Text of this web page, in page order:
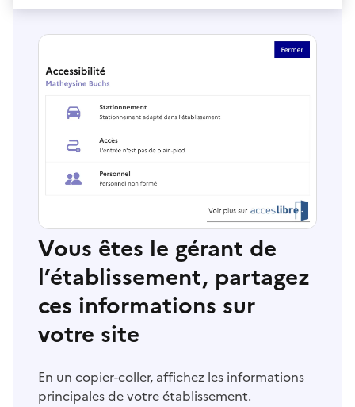
Vous êtes le gérant de
l’établissement, partagez
ces informations sur
votre site
En un copier-coller, affichez les informations
principales de votre établissement.